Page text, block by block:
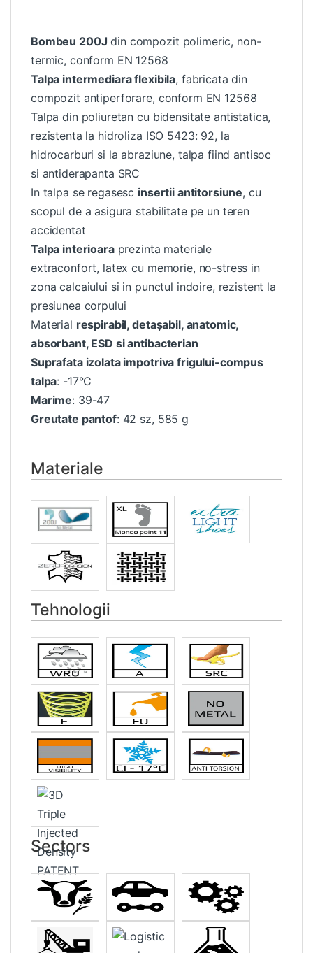
Bombeu 200J din compozit polimeric, non-
termic, conform EN 12568
Talpa intermediara flexibila, fabricata din
compozit antiperforare, conform EN 12568
Talpa din poliuretan cu bidensitate antistatica,
rezistenta la hidroliza ISO 5423: 92, la
hidrocarburi si la abraziune, talpa fiind antisoc
si antiderapanta SRC
In talpa se regasesc insertii antitorsiune, cu
scopul de a asigura stabilitate pe un teren
accidentat
Talpa interioaraprezinta materiale
extraconfort, latex cu memorie, no-stress in
zona calcaiului si in punctul indoire, rezistent la
presiunea corpului
Material respirabil, detașabil, anatomic,
absorbant, ESD si antibacterian
Suprafata izolata impotriva frigului-compus
talpa: -17°C
Marime: 39-47
Greutate pantof: 42 sz, 585 g
Materiale
Tehnologii
Sectors